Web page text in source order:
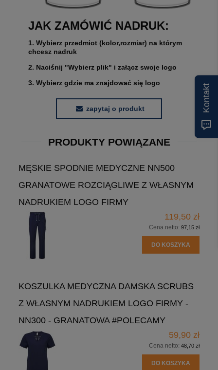
JAK ZAMÓWIĆ NADRUK:
1. Wybierz przedmiot (kolor,rozmiar) na którym
chcesz nadruk
2. Naciśnij "Wybierz plik" i załącz swoje logo
3. Wybierz gdzie ma znajdować się logo
zapytaj o produkt
PRODUKTY POWIĄZANE
MĘSKIE SPODNIE MEDYCZNE NN500
GRANATOWE ROZCIĄGLIWE Z WŁASNYM
NADRUKIEM LOGO FIRMY
119,50 zł
Cena netto: 97,15 zł
DO KOSZYKA
KOSZULKA MEDYCZNA DAMSKA SCRUBS
Z WŁASNYM NADRUKIEM LOGO FIRMY -
NN300 - GRANATOWA #POLECAMY
59,90 zł
Cena netto: 48,70 zł
DO KOSZYKA
Kontakt